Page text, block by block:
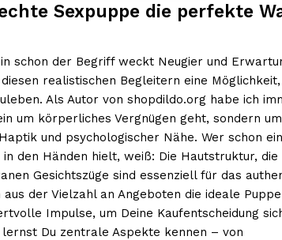
Sexpuppe die perfekte
schon der Begriff weckt Neugier und
realistischen Begleitern eine
Als Autor von shopdildo.org habe ich
um körperliches Vergnügen geht, sondern
und psychologischer Nähe. Wer schon
den Händen hielt, weiß: Die Hautstruktur, die
Gesichtszüge sind essenziell für das
der Vielzahl an Angeboten die ideale
Impulse, um Deine Kaufentscheidung
Du zentrale Aspekte kennen – von